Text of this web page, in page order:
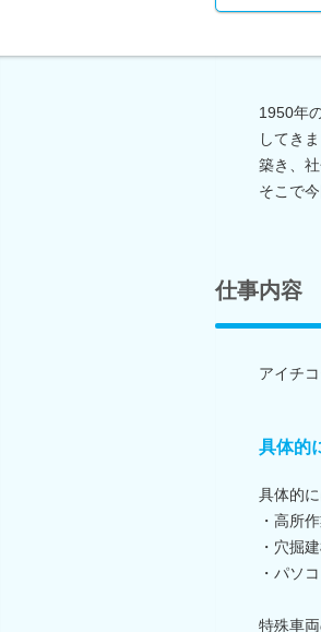
1950年
してき
築き、
そこで
仕事内容
アイチ
具体的
具体的
・高所
・穴掘
・パソ
特殊車